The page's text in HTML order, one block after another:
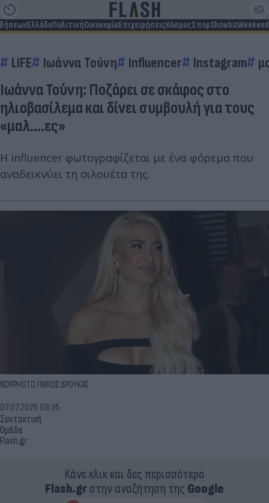
ΕλλάδαΠολιτικήΟικονομίαΕπιχειρήσειςΚόσμοςΣπορShowbizWeekend
LIFE Ιωάννα Τούνη Influencer Instagram
Ιωάννα Τούνη: Ποζάρει σε σκάφος στο
ηλιοβασίλεμα και δίνει συμβουλή για τους
«μαλ....ες»
Η influencer φωτογραφίζεται με ένα φόρεμα που
αναδεικνύει τη σιλουέτα της.
NDPPHOTO / ΝΙΚΟΣ ΔΡΟΥΚΑΣ
Συντακτική
Ομάδα
Flash.gr
07.07.2025 09:35
Κάνε κλικ και δες περισσότερο
Flash.grστην αναζήτηση της Google